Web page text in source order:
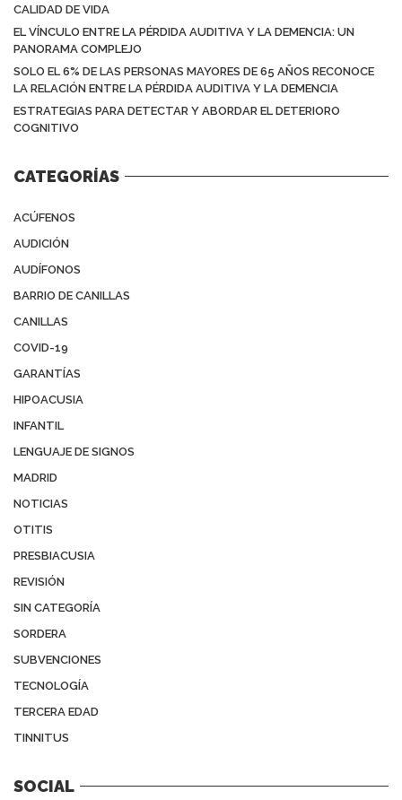
CALIDAD DE VIDA
EL VÍNCULO ENTRE LA PÉRDIDA AUDITIVA Y LA DEMENCIA: UN
PANORAMA COMPLEJO
SOLO EL 6% DE LAS PERSONAS MAYORES DE 65 AÑOS RECONOCE
LA RELACIÓN ENTRE LA PÉRDIDA AUDITIVA Y LA DEMENCIA
ESTRATEGIAS PARA DETECTAR Y ABORDAR EL DETERIORO
COGNITIVO
CATEGORÍAS
ACÚFENOS
AUDICIÓN
AUDÍFONOS
BARRIO DE CANILLAS
CANILLAS
COVID-19
GARANTÍAS
HIPOACUSIA
INFANTIL
LENGUAJE DE SIGNOS
MADRID
NOTICIAS
OTITIS
PRESBIACUSIA
REVISIÓN
SIN CATEGORÍA
SORDERA
SUBVENCIONES
TECNOLOGÍA
TERCERA EDAD
TINNITUS
SOCIAL